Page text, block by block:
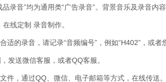
录音”均为通用类“广告录音”。背景音乐及录音内容
线定制 录音制作。
的录音，请记录“音频编号”，例如“H402”，或者
发送微信客服，或者QQ客服。
件，通过QQ、微信、电子邮箱等方式，在线传送